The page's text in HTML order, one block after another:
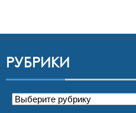
РУБРИКИ
Рубрики